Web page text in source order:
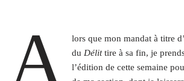
A
lors que mon mandat à titre
du Délittire à sa fin, je
l’édition de cette semaine